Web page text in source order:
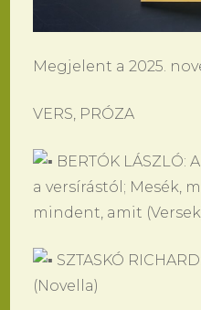
Megjelent a 2025.
VERS, PRÓZA
BERTÓK LÁSZLÓ:
a versírástól; Mesék,
mindent, amit
SZTASKÓ
(Novella)